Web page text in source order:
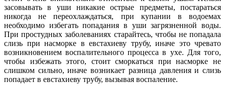
засовывать в уши никакие острые предметы, постараться
никогда не переохлаждаться, при купании в водоемах
необходимо избегать попадания в уши загрязненной воды.
При простудных заболеваниях старайтесь, чтобы не попадала
слизь при насморке в евстахиеву трубу, иначе это чревато
возникновением воспалительного процесса в ухе. Для того,
чтобы избежать этого, стоит сморкаться при насморке не
слишком сильно, иначе возникает разница давления и слизь
попадает в евстахиеву трубу, вызывая воспаление.